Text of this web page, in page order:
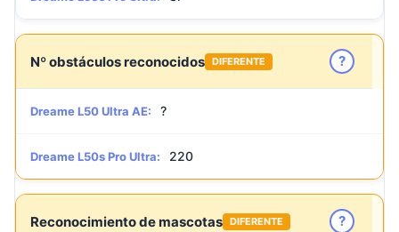
Nº obstáculos reconocidos DIFERENTE ?
Dreame L50 Ultra AE: ?
Dreame L50s Pro Ultra: 220
Reconocimiento de mascotas DIFERENTE ?